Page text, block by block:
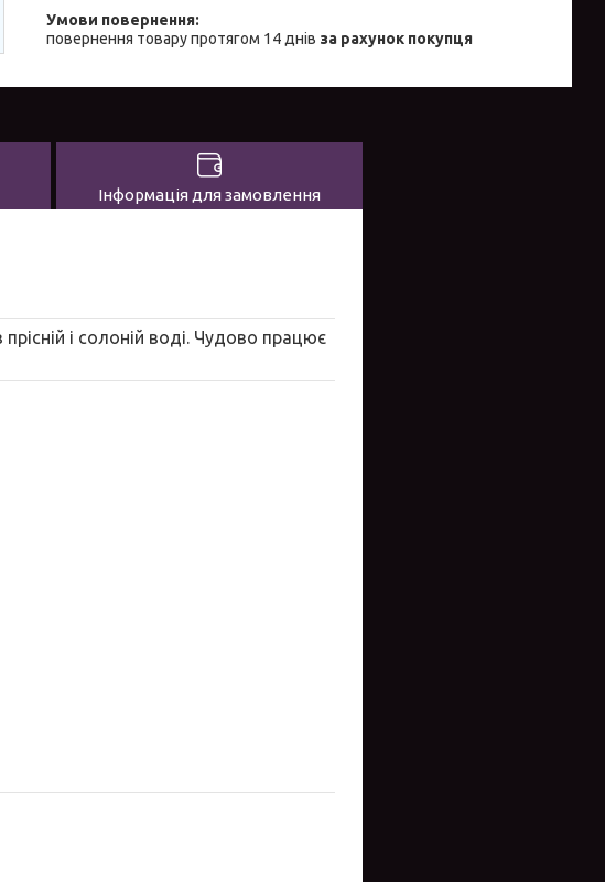
повернення товару протягом 14 днів за рахунок покупця
Інформація для замовлення
і солоній воді. Чудово працює